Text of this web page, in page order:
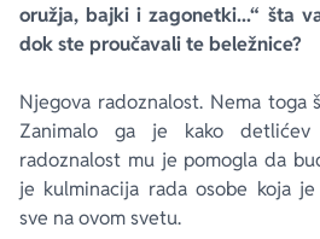
oružja, bajki i zagonetki...“ šta
dok ste proučavali te beležnice?
Njegova radoznalost. Nema toga
Zanimalo ga je kako detlićev
radoznalost mu je pomogla da
je kulminacija rada osobe koja
sve na ovom svetu.